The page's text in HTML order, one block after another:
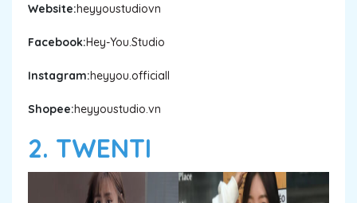
Website:heyyoustudiovn
Facebook:Hey-You.Studio
Instagram:heyyou.officiall
Shopee:heyyoustudio.vn
2. TWENTI